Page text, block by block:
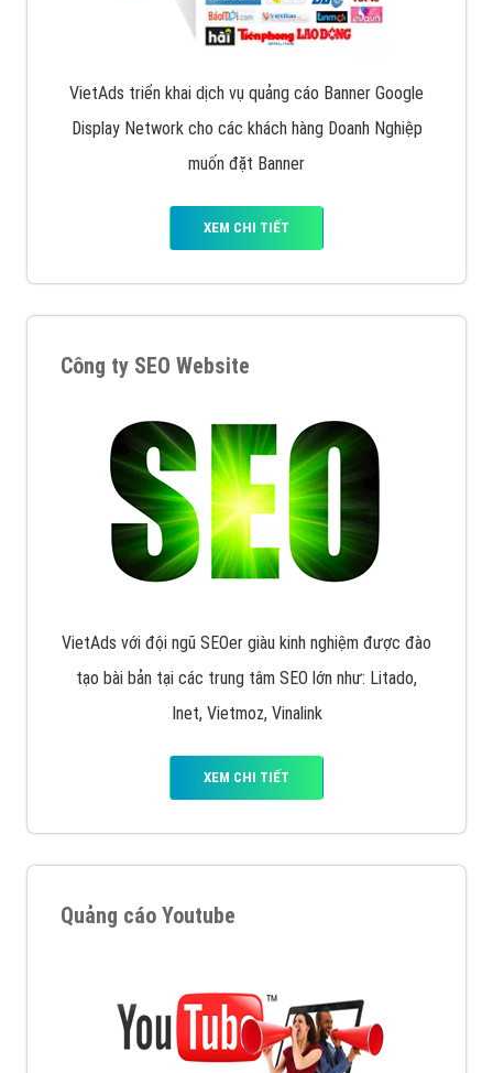
VietAds triển khai dịch vụ quảng cáo Banner Google
Display Network cho các khách hàng Doanh Nghiệp
muốn đặt Banner
XEM CHI TIẾT
Công ty SEO Website
VietAds với đội ngũ SEOer giàu kinh nghiệm được đào
tạo bài bản tại các trung tâm SEO lớn như: Litado,
Inet, Vietmoz, Vinalink
XEM CHI TIẾT
Quảng cáo Youtube